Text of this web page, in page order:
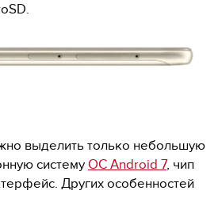
выделить только небольшую
систему ОС Android 7, чип
Других особенностей